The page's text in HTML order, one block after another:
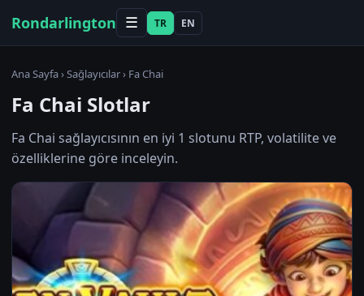
Rondarlington ☰ TR EN
Ana Sayfa›Sağlayıcılar› Fa Chai
Fa Chai Slotlar
Fa Chai sağlayıcısının en iyi 1 slotunu RTP, volatilite ve
özelliklerine göre inceleyin.